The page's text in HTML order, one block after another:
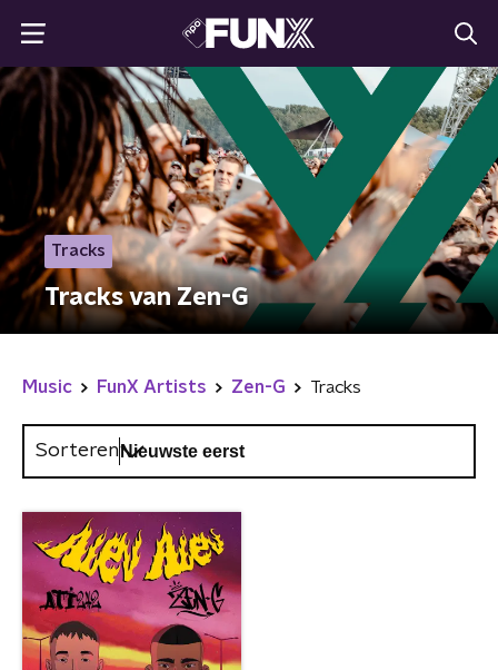
Tracks
Tracks van Zen-G
Music FunX Artists Zen-G Tracks
Sorteren